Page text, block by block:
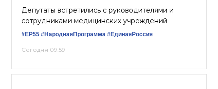
Депутаты встретились с руководителями и
сотрудниками медицинских учреждений
#ЕР55 #НароднаяПрограмма #‎ЕдинаяРоссия
Сегодня 09:59